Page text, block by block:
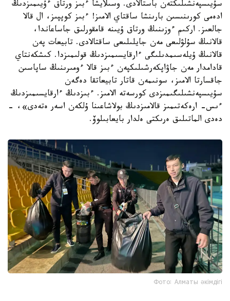
سۇيىسپەنشىلىكتەن باستالادى. وسىلايشا ءبىز ورتاق ءۇيىمىزدىڭ
ادەمى كورىنىسىن بارىنشا ساقتاي الامىز! ءبىز كوپپىز، ال قالا
جالعىز. اركىم ءوزىنىڭ ورتاق ۇيىنە قامقورلىق جاساعاندا،
قالانىڭ سۇلۋلىعى مەن جايلىلىعى ساقتالادى. تابيعات پەن
قالانىڭ ۇيلەسىمدىلىگى ءارقايسىمىزدىڭ قولىمىزدا. كىشكەنتاي
قادامدار مەن جاۋاپكەرشىلىكپەن ءبىز قالا ءومىرىنىڭ ساپاسىن
جاقسارتا الامىز، سونىمەن قاتار تابيعاتقا دەگەن
سۇيىسپەنشىلىگىمىزدى كورسەتە الامىز. ءبىزدىڭ ءارقايسىمىزدىڭ
ءىس- ارەكەتىمىز قالامىزدىڭ بولاشاعىنا ۇلكەن اسەر ەتەدى»، -
دەدى الماتىلىق ەرىكتى ەلدار بايعابىلوۆ.
Фото: Алматы әкімдігі